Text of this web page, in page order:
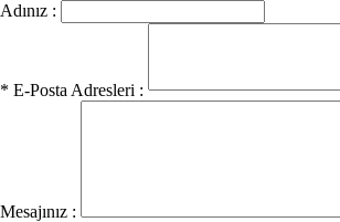
Adınız :
* E-Posta Adresleri :
Mesajınız :